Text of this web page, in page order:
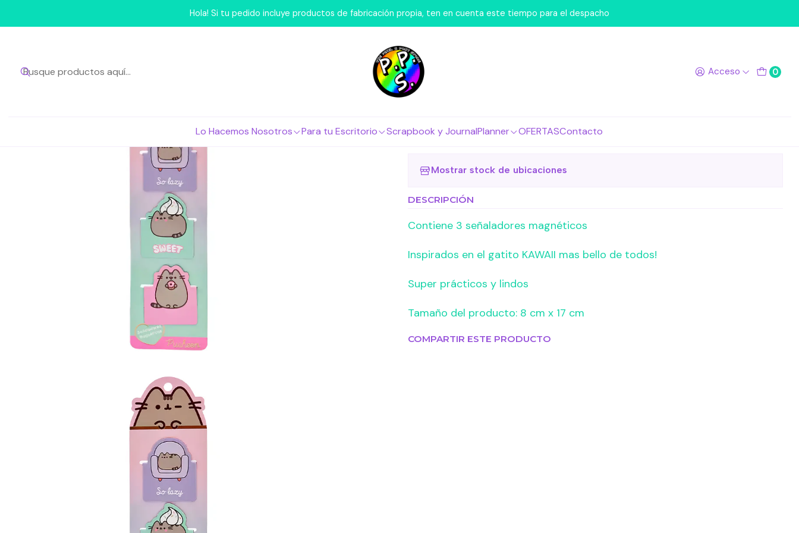
Acceso 0
Lo Hacemos Nosotros Para tu Escritorio Scrapbook y JournalPlanner OFERTASContacto
Hola! Si tu pedido incluye productos de fabricación propia, ten en cuenta este tiempo para el despacho
Inicio Para tu Escritorio Accesorios Mooving Pusheen Set 3 Marcapáginas Magneticos
|
Mooving Pusheen Set 3
Marcapáginas Magneticos
Agregar a la lista de favoritos
Mostrar stock de ubicaciones
DESCRIPCIÓN
Contiene 3 señaladores magnéticos
Inspirados en el gatito KAWAII mas bello de todos!
Super prácticos y lindos
Tamaño del producto: 8 cm x 17 cm
COMPARTIR ESTE PRODUCTO